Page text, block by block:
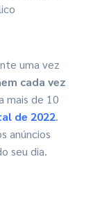
uma vez
cada vez
mais de 10
de 2022.
anúncios
seu dia.